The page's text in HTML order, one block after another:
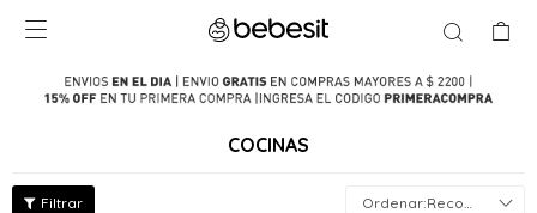

COCINAS
Recomendados